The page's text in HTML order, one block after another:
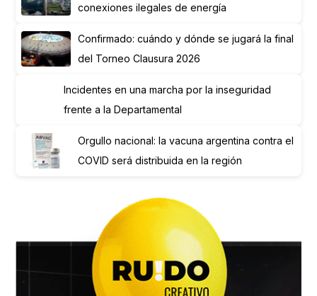
conexiones ilegales de energía
Confirmado: cuándo y dónde se jugará la final
del Torneo Clausura 2026
Incidentes en una marcha por la inseguridad
frente a la Departamental
Orgullo nacional: la vacuna argentina contra el
COVID será distribuida en la región